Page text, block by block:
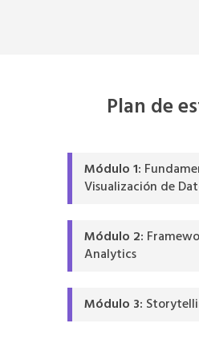
Plan de
Módulo 1:
Visualización de
Módulo 2:
Analytics
Módulo 3: